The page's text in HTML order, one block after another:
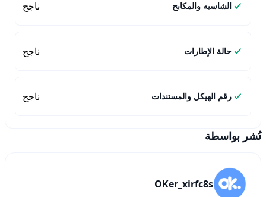
الشاسيه والمكابح ناجح
حالة الإطارات ناجح
رقم الهيكل والمستندات ناجح
نُشر بواسطة
OKer_xirfc8s